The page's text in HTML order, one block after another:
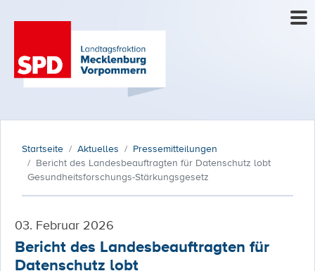
Startseite Aktuelles
Pressemitteilungen
Bericht des Landesbeauftragten für Datenschutz lobt
Gesundheitsforschungs-Stärkungsgesetz
03. Februar 2026
Bericht des Landesbeauftragten für
Datenschutz lobt